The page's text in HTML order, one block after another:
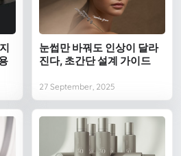
눈썹만 바꿔도 인상이 달라
진다, 초간단 설계 가이드
27 September, 2025